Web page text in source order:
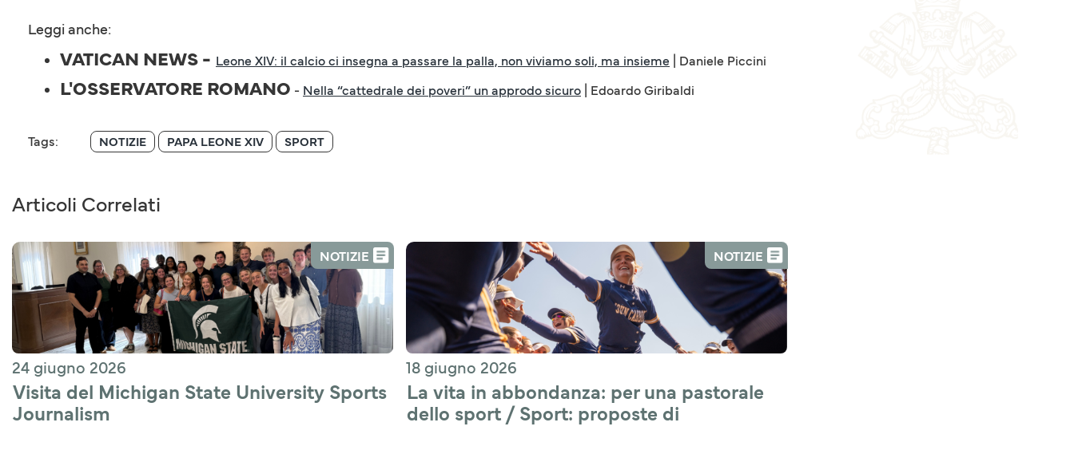
Leggi anche:
VATICAN NEWS - Leone XIV: il calcio ci insegna a passare la palla, non viviamo soli, ma insieme | Daniele Piccini
L'OSSERVATORE ROMANO - Nella “cattedrale dei poveri” un approdo sicuro | Edoardo Giribaldi
Tags: NOTIZIE PAPA LEONE XIV SPORT
Articoli Correlati
NOTIZIE
24 giugno 2026
Visita del Michigan State University Sports
NOTIZIE
18 giugno 2026
La vita in abbondanza: per una pastorale
dello sport / Sport: proposte di